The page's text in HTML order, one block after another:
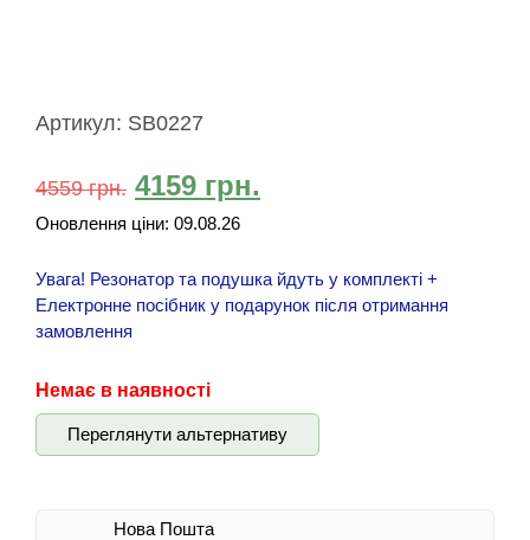
Артикул: SB0227
4559грн. 4159 грн.
Оновлення ціни: 09.08.26
Увага! Резонатор та подушка йдуть у комплекті +
Електронне посібник у подарунок після отримання
замовлення
Немає в наявності
Переглянути альтернативу
Нова Пошта